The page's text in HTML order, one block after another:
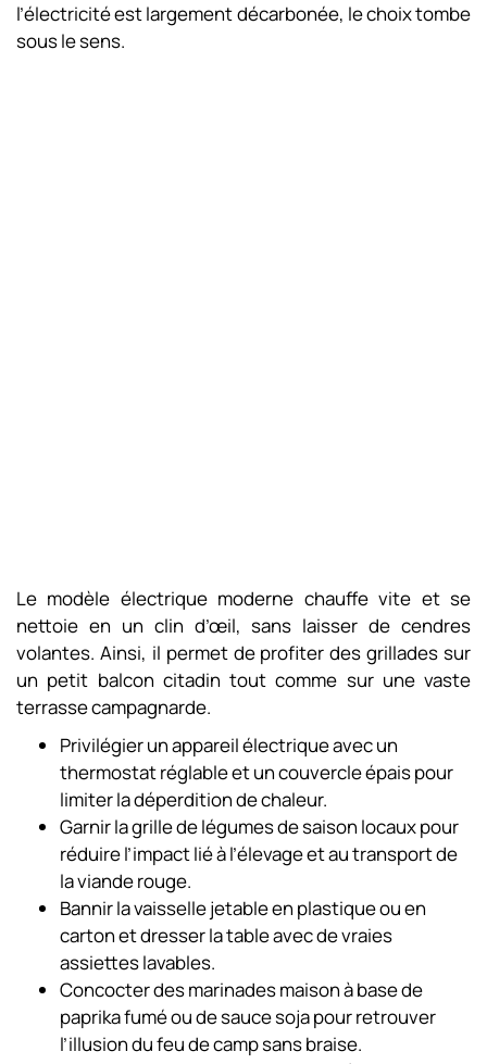
l’électricité est largement décarbonée, le choix tombe
sous le sens.
Le modèle électrique moderne chauffe vite et se
nettoie en un clin d’œil, sans laisser de cendres
volantes. Ainsi, il permet de profiter des grillades sur
un petit balcon citadin tout comme sur une vaste
terrasse campagnarde.
Privilégier un appareil électrique avec un
thermostat réglable et un couvercle épais pour
limiter la déperdition de chaleur.
Garnir la grille de légumes de saison locaux pour
réduire l’impact lié à l’élevage et au transport de
la viande rouge.
Bannir la vaisselle jetable en plastique ou en
carton et dresser la table avec de vraies
assiettes lavables.
Concocter des marinades maison à base de
paprika fumé ou de sauce soja pour retrouver
l’illusion du feu de camp sans braise.